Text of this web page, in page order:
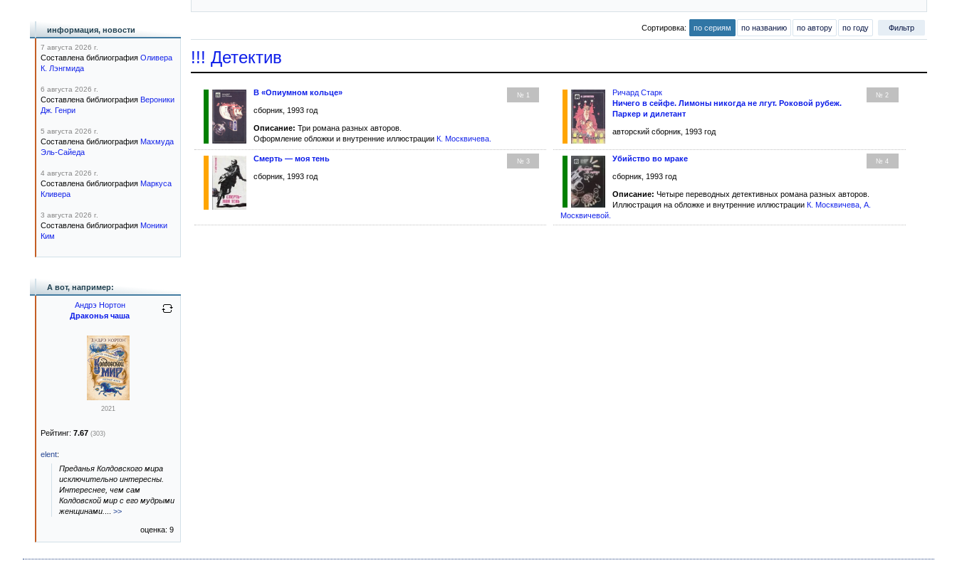
Сортировка: по сериям по названию по автору по году Фильтр
!!! Детектив
№ 1
В «Опиумном кольце»
сборник, 1993 год
Описание: Три романа разных авторов.
Оформление обложки и внутренние иллюстрации К. Москвичева
№ 2
Ричард Старк
Ничего в сейфе. Лимоны никогда не лгут. Роковой рубеж.
Паркер и дилетант
авторский сборник, 1993 год
№ 3
Смерть — моя тень
сборник, 1993 год
№ 4
Убийство во мраке
сборник, 1993 год
Описание: Четыре переводных детективных романа разных авторов.
Иллюстрация на обложке и внутренние иллюстрации К. Москвичева ,А.
Москвичевой
информация, новости
7 августа 2026 г.
Составлена библиография Оливера
К. Лэнгмида
6 августа 2026 г.
Составлена библиография Вероники
Дж. Генри
5 августа 2026 г.
Составлена библиография Махмуда
Эль-Сайеда
4 августа 2026 г.
Составлена библиография Маркуса
Кливера
3 августа 2026 г.
Составлена библиография Моники
Ким
А вот, например:
Андрэ Нортон
Драконья чаша
2021
Рейтинг: 7.67 (303)
elent:
Преданья Колдовского мира
исключительно интересны.
Интереснее, чем сам
Колдовской мир с его мудрыми
женщинами.
>>
оценка: 9